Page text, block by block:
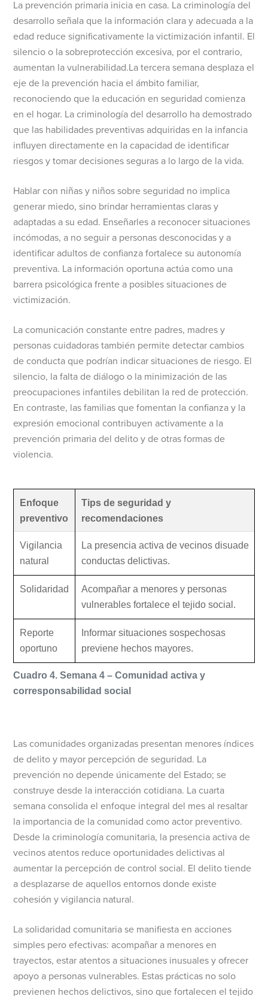
La prevención primaria inicia en casa. La criminología del
desarrollo señala que la información clara y adecuada a la
edad reduce significativamente la victimización infantil. El
silencio o la sobreprotección excesiva, por el contrario,
aumentan la vulnerabilidad.La tercera semana desplaza el
eje de la prevención hacia el ámbito familiar,
reconociendo que la educación en seguridad comienza
en el hogar. La criminología del desarrollo ha demostrado
que las habilidades preventivas adquiridas en la infancia
influyen directamente en la capacidad de identificar
riesgos y tomar decisiones seguras a lo largo de la vida.
Hablar con niñas y niños sobre seguridad no implica
generar miedo, sino brindar herramientas claras y
adaptadas a su edad. Enseñarles a reconocer situaciones
incómodas, a no seguir a personas desconocidas y a
identificar adultos de confianza fortalece su autonomía
preventiva. La información oportuna actúa como una
barrera psicológica frente a posibles situaciones de
victimización.
La comunicación constante entre padres, madres y
personas cuidadoras también permite detectar cambios
de conducta que podrían indicar situaciones de riesgo. El
silencio, la falta de diálogo o la minimización de las
preocupaciones infantiles debilitan la red de protección.
En contraste, las familias que fomentan la confianza y la
expresión emocional contribuyen activamente a la
prevención primaria del delito y de otras formas de
violencia.
Cuadro 4. Semana 4 – Comunidad activa y
corresponsabilidad social
Enfoque
preventivo
Tips de seguridad y
recomendaciones
Vigilancia
natural
La presencia activa de vecinos disuade
conductas delictivas.
Solidaridad
Acompañar a menores y personas
vulnerables fortalece el tejido social.
Reporte
oportuno
Informar situaciones sospechosas
previene hechos mayores.
Las comunidades organizadas presentan menores índices
de delito y mayor percepción de seguridad. La
prevención no depende únicamente del Estado; se
construye desde la interacción cotidiana. La cuarta
semana consolida el enfoque integral del mes al resaltar
la importancia de la comunidad como actor preventivo.
Desde la criminología comunitaria, la presencia activa de
vecinos atentos reduce oportunidades delictivas al
aumentar la percepción de control social. El delito tiende
a desplazarse de aquellos entornos donde existe
cohesión y vigilancia natural.
La solidaridad comunitaria se manifiesta en acciones
simples pero efectivas: acompañar a menores en
trayectos, estar atentos a situaciones inusuales y ofrecer
apoyo a personas vulnerables. Estas prácticas no solo
previenen hechos delictivos, sino que fortalecen el tejido